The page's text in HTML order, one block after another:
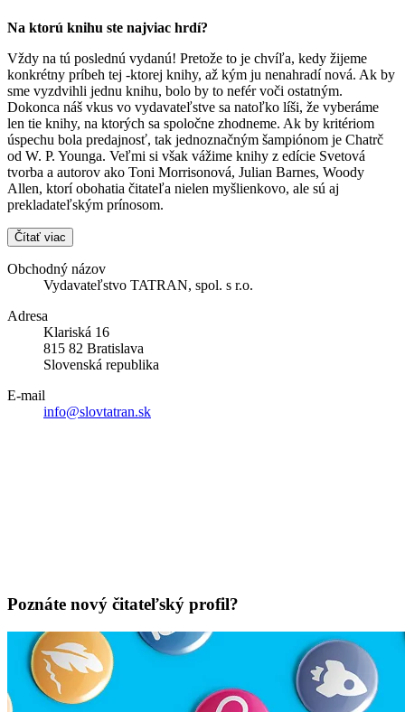
Na ktorú knihu ste najviac hrdí?
Vždy na tú poslednú vydanú! Pretože to je chvíľa, kedy žijeme
konkrétny príbeh tej -ktorej knihy, až kým ju nenahradí nová. Ak by
sme vyzdvihli jednu knihu, bolo by to nefér voči ostatným.
Dokonca náš vkus vo vydavateľstve sa natoľko líši, že vyberáme
len tie knihy, na ktorých sa spoločne zhodneme. Ak by kritériom
úspechu bola predajnosť, tak jednoznačným šampiónom je Chatrč
od W. P. Younga. Veľmi si však vážime knihy z edície Svetová
tvorba a autorov ako Toni Morrisonová, Julian Barnes, Woody
Allen, ktorí obohatia čitateľa nielen myšlienkovo, ale sú aj
prekladateľským prínosom.
Čítať viac
Obchodný názov
Vydavateľstvo TATRAN, spol. s r.o.
Adresa
Klariská 16
815 82 Bratislava
Slovenská republika
E-mail
info@slovtatran.sk
Poznáte nový čitateľský profil?